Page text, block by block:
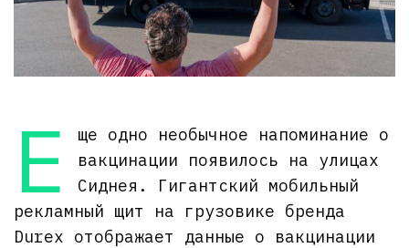
Е
ще одно необычное напоминание о
вакцинации появилось на улицах
Сиднея. Гигантский мобильный
рекламный щит на грузовике бренда
Durex отображает данные о вакцинации